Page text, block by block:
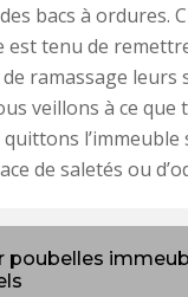
bacs à ordures.
est tenu de
ramassage leurs
veillons à ce
l’immeuble
de saletés ou
poubelles